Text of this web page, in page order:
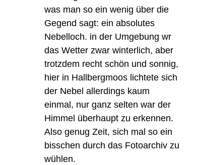
was man so ein wenig über die
Gegend sagt: ein absolutes
Nebelloch. in der Umgebung wr
das Wetter zwar winterlich, aber
trotzdem recht schön und sonnig,
hier in Hallbergmoos lichtete sich
der Nebel allerdings kaum
einmal, nur ganz selten war der
Himmel überhaupt zu erkennen.
Also genug Zeit, sich mal so ein
bisschen durch das Fotoarchiv zu
wühlen.